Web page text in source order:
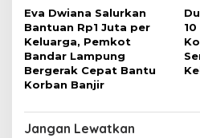
Eva Dwiana Salurkan
Bantuan Rp1 Juta per
Keluarga, Pemkot
Bandar Lampung
Bergerak Cepat Bantu
Korban Banjir
Jangan Lewatkan